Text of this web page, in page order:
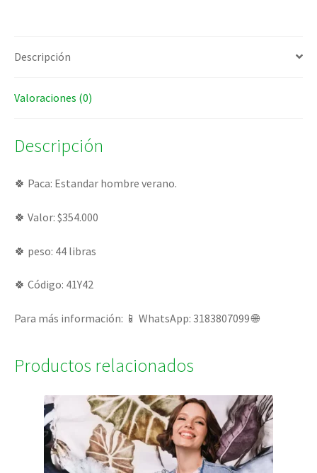
Descripción
Valoraciones (0)
Descripción
🍀 Paca: Estandar hombre verano.
🍀 Valor: $354.000
🍀 peso: 44 libras
🍀 Código: 41Y42
Para más información: 📱 WhatsApp: 3183807099 🌐
Productos relacionados